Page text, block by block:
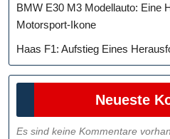
BMW E30 M3 Modellauto: Eine
Motorsport-Ikone
Haas F1: Aufstieg Eines
Neueste
Es sind keine Kommentare